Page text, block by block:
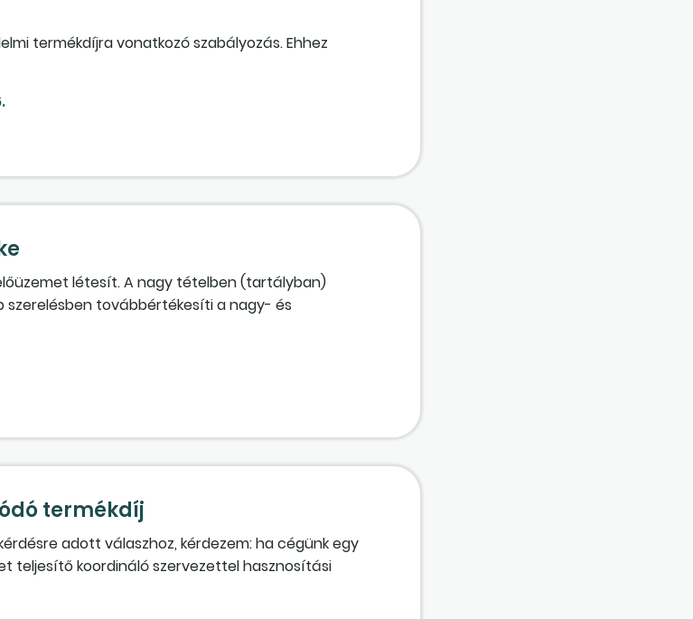
termékdíjra vonatkozó szabályozás. Ehhez
időpontját ismertetni.
létesít. A nagy tételben (tartályban)
továbbértékesíti a nagy- és
fóliát vásárol. A beszerzett növényvédő szer
A kiszerelt termék bekerülési értékét hogyan
termékdíj
adott válaszhoz, kérdezem: ha cégünk egy
teljesítő koordináló szervezettel hasznosítási
díjjal növelni kell-e szállítási számla értékét, és a